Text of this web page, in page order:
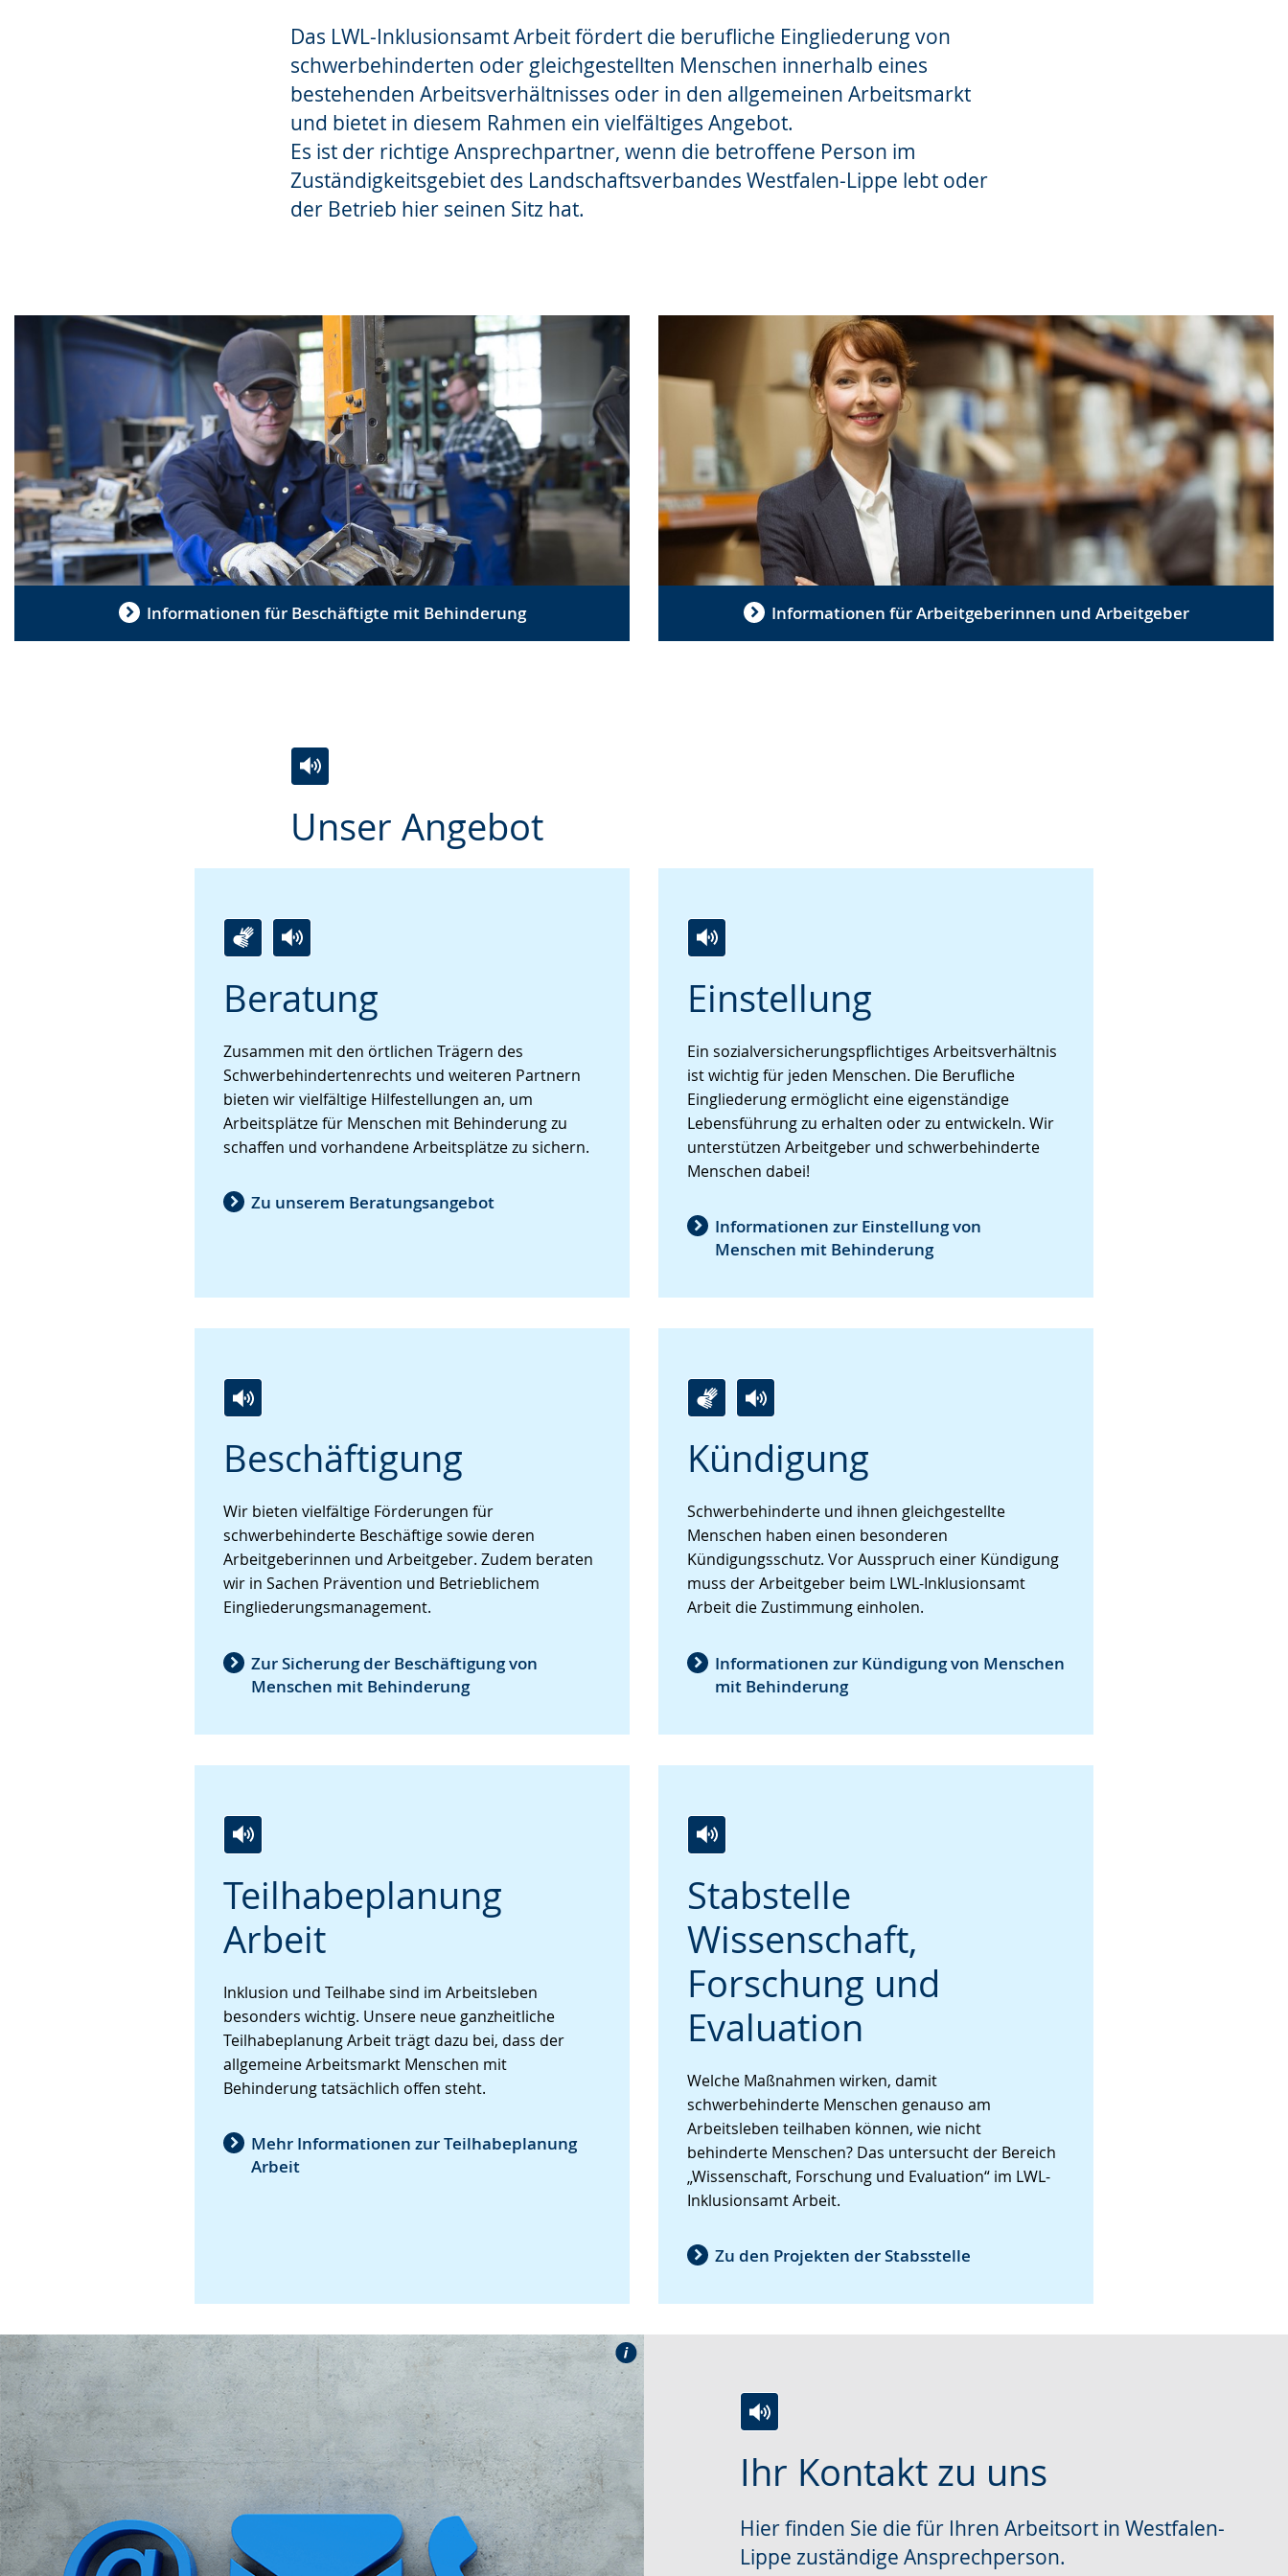
Das LWL-Inklusionsamt Arbeit fördert die berufliche Eingliederung von
schwerbehinderten oder gleichgestellten Menschen innerhalb eines
bestehenden Arbeitsverhältnisses oder in den allgemeinen Arbeitsmarkt
und bietet in diesem Rahmen ein vielfältiges Angebot.
Es ist der richtige Ansprechpartner, wenn die betroffene Person im
Zuständigkeitsgebiet des Landschaftsverbandes Westfalen-Lippe lebt oder
der Betrieb hier seinen Sitz hat.
angezeigt.
Informationen für Beschäftigte mit Behinderung Informationen für Arbeitgeberinnen und Arbeitgeber
Unser Angebot
Leichten
Audio-
Video
wird
angezeigt.
Beratung
Leichten
Sprache
Audio-
Unterstützung.
Video
in
Gebärdensprache
wird
angezeigt.
Zusammen mit den örtlichen Trägern des
Schwerbehindertenrechts und weiteren Partnern
bieten wir vielfältige Hilfestellungen an, um
Arbeitsplätze für Menschen mit Behinderung zu
schaffen und vorhandene Arbeitsplätze zu sichern.
Zu unserem Beratungsangebot
Einstellung
Leichten
Sprache
Audio-
Unterstützung.
Video
in
Gebärdensprache
wird
angezeigt.
Ein sozialversicherungspflichtiges Arbeitsverhältnis
ist wichtig für jeden Menschen. Die Berufliche
Eingliederung ermöglicht eine eigenständige
Lebensführung zu erhalten oder zu entwickeln. Wir
unterstützen Arbeitgeber und schwerbehinderte
Menschen dabei!
Informationen zur Einstellung von
Menschen mit Behinderung
Beschäftigung
Leichten
Sprache
Audio-
Unterstützung.
Video
in
Gebärdensprache
wird
angezeigt.
Wir bieten vielfältige Förderungen für
schwerbehinderte Beschäftige sowie deren
Arbeitgeberinnen und Arbeitgeber. Zudem beraten
wir in Sachen Prävention und Betrieblichem
Eingliederungsmanagement.
Zur Sicherung der Beschäftigung von
Menschen mit Behinderung
Kündigung
Leichten
Sprache
Audio-
Unterstützung.
Video
in
Gebärdensprache
wird
angezeigt.
Schwerbehinderte und ihnen gleichgestellte
Menschen haben einen besonderen
Kündigungsschutz. Vor Ausspruch einer Kündigung
muss der Arbeitgeber beim LWL-Inklusionsamt
Arbeit die Zustimmung einholen.
Informationen zur Kündigung von Menschen
mit Behinderung
Teilhabeplanung
Arbeit
Leichten
Sprache
wechseln.
Audio-
Unterstützung.
Video
in
Deutscher
Gebärdensprache
wird
angezeigt.
Inklusion und Teilhabe sind im Arbeitsleben
besonders wichtig. Unsere neue ganzheitliche
Teilhabeplanung Arbeit trägt dazu bei, dass der
allgemeine Arbeitsmarkt Menschen mit
Behinderung tatsächlich offen steht.
Mehr Informationen zur Teilhabeplanung
Arbeit
Stabstelle
Wissenschaft,
Forschung und
Evaluation
Leichten
Sprache
wechseln.
Audio-
Unterstützung.
Video
in
Deutscher
Gebärdensprache
wird
angezeigt.
Welche Maßnahmen wirken, damit
schwerbehinderte Menschen genauso am
Arbeitsleben teilhaben können, wie nicht
behinderte Menschen? Das untersucht der Bereich
„Wissenschaft, Forschung und Evaluation“ im LWL-
Inklusionsamt Arbeit.
Zu den Projekten der Stabsstelle
Ihr Kontakt zu uns
Leichten
wechseln.
Audio-
Video
Deutscher
Gebärdensprache
Hier finden Sie die für Ihren Arbeitsort in Westfalen-
Lippe zuständige Ansprechperson.